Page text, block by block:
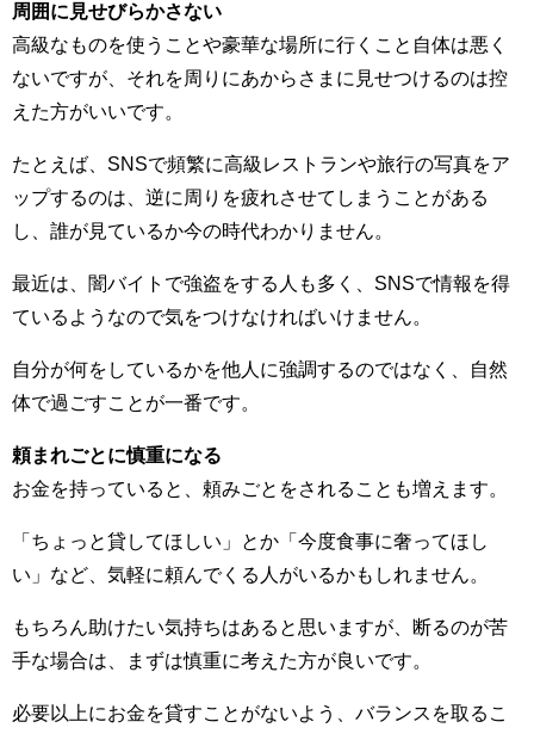
周囲に見せびらかさない
高級なものを使うことや豪華な場所に行くこと自体は悪く
ないですが、それを周りにあからさまに見せつけるのは控
えた方がいいです。
たとえば、SNSで頻繁に高級レストランや旅行の写真をア
ップするのは、逆に周りを疲れさせてしまうことがある
し、誰が見ているか今の時代わかりません。
最近は、闇バイトで強盗をする人も多く、SNSで情報を得
ているようなので気をつけなければいけません。
自分が何をしているかを他人に強調するのではなく、自然
体で過ごすことが一番です。
頼まれごとに慎重になる
お金を持っていると、頼みごとをされることも増えます。
「ちょっと貸してほしい」とか「今度食事に奢ってほし
い」など、気軽に頼んでくる人がいるかもしれません。
もちろん助けたい気持ちはあると思いますが、断るのが苦
手な場合は、まずは慎重に考えた方が良いです。
必要以上にお金を貸すことがないよう、バランスを取るこ